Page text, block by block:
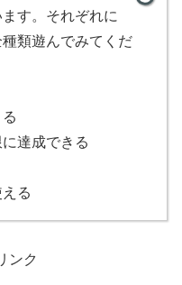
す。それぞれに
類遊んでみてくだ
達成できる
る
ンク